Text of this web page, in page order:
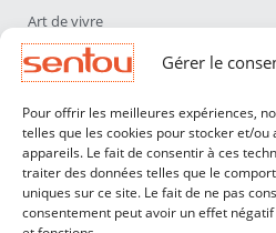
Gérer le
Pour offrir les meilleures expériences,
telles que les cookies pour stocker et/
appareils. Le fait de consentir à ces
traiter des données telles que le
uniques sur ce site. Le fait de ne pas
consentement peut avoir un effet
Art de vivre
Déco
Luminaires
Mobilier
Sentou
Qui sommes nous ?
Nos designers